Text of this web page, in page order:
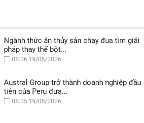
Ngành thức ăn thủy sản chạy đua tìm giải
pháp thay thế bột...
08:36 19/06/2026
Austral Group trở thành doanh nghiệp đầu
tiên của Peru đưa...
08:35 19/06/2026